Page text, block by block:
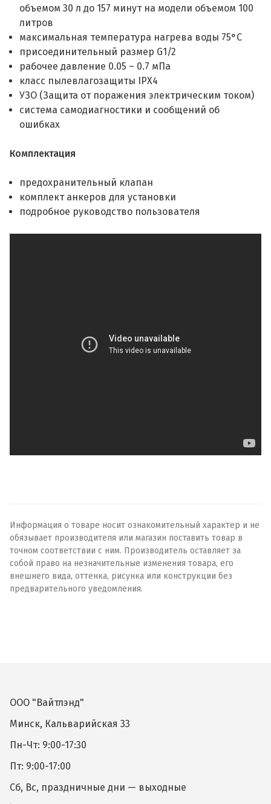
объемом 30 л до 157 минут на модели объемом 100
литров
максимальная температура нагрева воды 75°С
присоединительный размер G1/2
рабочее давление 0.05 – 0.7 мПа
класс пылевлагозащиты IPX4
УЗО (Защита от поражения электрическим током)
система самодиагностики и сообщений об
ошибках
Комплектация
предохранительный клапан
комплект анкеров для установки
подробное руководство пользователя
Информация о товаре носит ознакомительный характер и не
обязывает производителя или магазин поставить товар в
точном соответствии с ним. Производитель оставляет за
собой право на незначительные изменения товара, его
внешнего вида, оттенка, рисунка или конструкции без
предварительного уведомления.
ООО "Вайтлэнд"
Минск, Кальварийская 33
Пн-Чт: 9:00-17:30
Пт: 9:00-17:00
Сб, Вс, праздничные дни — выходные